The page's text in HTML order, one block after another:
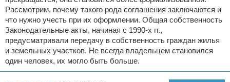
Рассмотрим, почему такого рода соглашения заключаются и
что нужно учесть при их оформлении. Общая собственность
Законодательные акты, начиная с 1990-х гг.,
предусматривали передачу в собственность граждан жилья
и земельных участков. Не всегда владельцем становился
один человек, их могло быть больше.